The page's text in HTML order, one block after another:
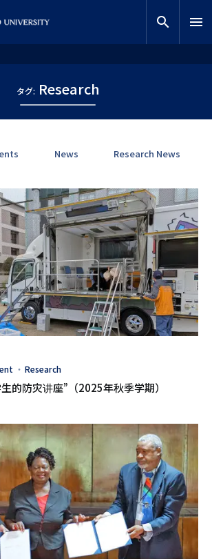
网站内搜索 search menu
タグ: Research
News Research News
Research
的防灾讲座”（2025年秋季学期）